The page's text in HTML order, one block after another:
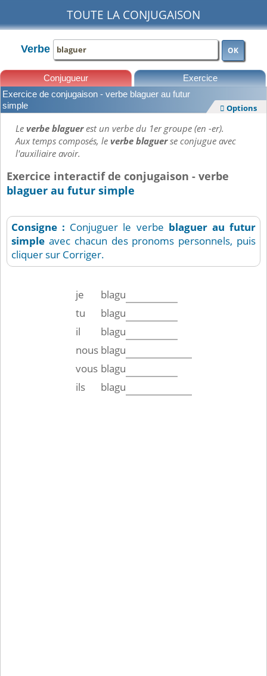
TOUTE LA CONJUGAISON
Verbe OK
Conjugueur Exercice
Exercice de conjugaison - verbe blaguer au futur
simple
 Options
Leverbe blaguerest un verbe du 1er groupe (en -er).
Aux temps composés, leverbe blaguerse conjugue avec
l'auxiliaire avoir.
Exercice interactif de conjugaison - verbe
blaguer au futur simple
Consigne : Conjuguer le verbe blaguer au futur
simple avec chacun des pronoms personnels, puis
cliquer sur Corriger.
je
blagu
tu
blagu
il
blagu
nous blagu
vous blagu
ils
blagu